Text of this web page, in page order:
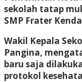
sekolah tatap
SMP Frater
Wakil Kepala
Pangina,
baru saja
protokol